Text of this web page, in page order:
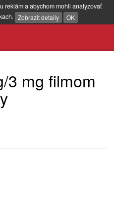
reklám a abychom mohli analyzovať
Zobrazit detaily OK
3 mg filmom